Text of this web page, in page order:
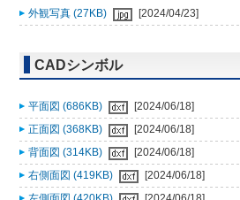
外観写真 (27KB) [2024/04/23]
CADシンボル
平面図 (686KB)
[2024/06/18]
正面図 (368KB)
[2024/06/18]
背面図 (314KB)
[2024/06/18]
右側面図 (419KB)
[2024/06/18]